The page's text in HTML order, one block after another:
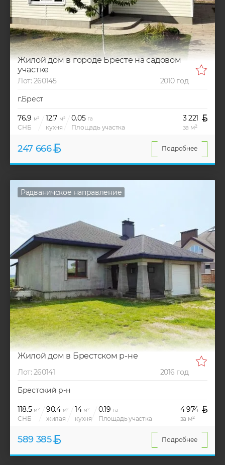
Жилой дом в городе Бресте на садовом
участке
Лот: 260145
2010 год
г.Брест
76.9 м²
СНБ
12.7 м²
кухня
0.05 га
Площадь участка
3 221
за м²
247 666 Подробнее
Радваничское направление
Жилой дом в Брестском р-не
Лот: 260141
2016 год
Брестский р-н
118.5 м²
СНБ
90.4 м²
жилая
14 м²
кухня
0.19 га
Площадь участка
4 974
за м²
589 385 Подробнее